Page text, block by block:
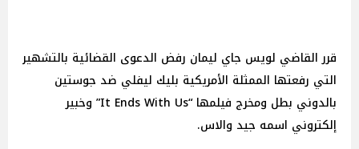
قرر القاضي لويس جاي ليمان رفض الدعوى القضائية بالتشهير
التي رفعتها الممثلة الأمريكية بليك ليفلي ضد جوستين
بالدوني بطل ومخرج فيلمها “It Ends With Us” وخبير
إلكتروني اسمه جيد والاس.